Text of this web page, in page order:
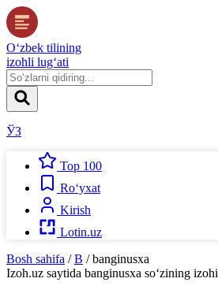
O‘zbek tilining
izohli lug‘ati
ЎЗ
Top 100
Ro‘yxat
Kirish
Lotin.uz
Bosh sahifa / B / banginusxa
Izoh.uz saytida banginusxa so‘zining